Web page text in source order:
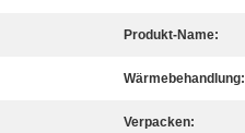
Produkt-Name:
Wärmebehandlung:
Verpacken: